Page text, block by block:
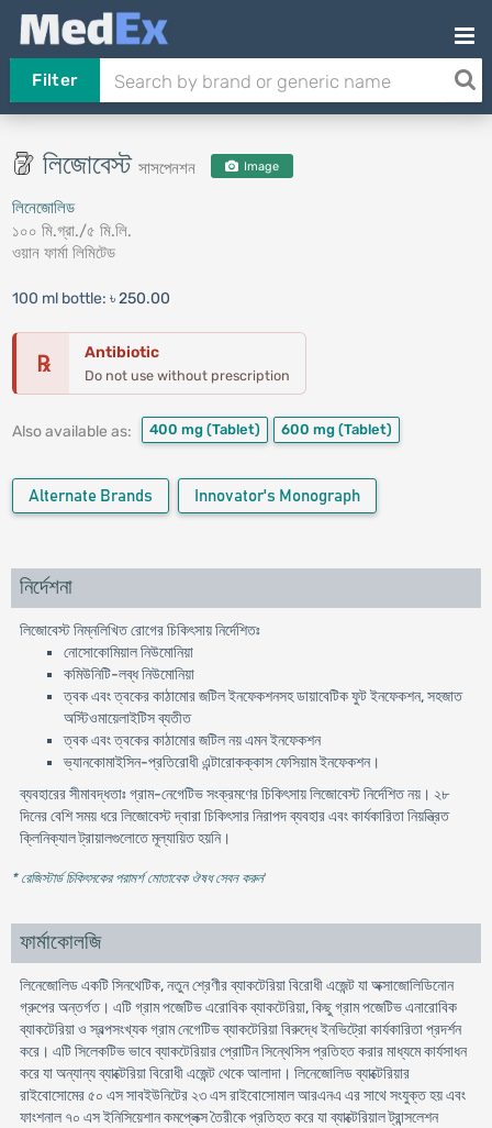
Filter
লিজোবেস্ট সাসপেনশন Image
লিনেজোলিড
১০০ মি.গ্রা./৫ মি.লি.
ওয়ান ফার্মা লিমিটেড
100 ml bottle: ৳ 250.00
℞ Antibiotic
Do not use without prescription
Also available as: 400 mg (Tablet) 600 mg (Tablet)
Alternate Brands Innovator's Monograph
নির্দেশনা
লিজোবেস্ট নিম্নলিখিত রোগের চিকিৎসায় নির্দেশিতঃ
নোসোকোমিয়াল নিউমোনিয়া
কমিউনিটি-লব্ধ নিউমোনিয়া
ত্বক এবং ত্বকের কাঠামোর জটিল ইনফেকশনসহ ডায়াবেটিক ফুট ইনফেকশন, সহজাত
অস্টিওমায়েলাইটিস ব্যতীত
ত্বক এবং ত্বকের কাঠামোর জটিল নয় এমন ইনফেকশন
ভ্যানকোমাইসিন-প্রতিরোধী এন্টারোকক্কাস ফেসিয়াম ইনফেকশন।
ব্যবহারের সীমাবদ্ধতাঃ গ্রাম-নেগেটিভ সংক্রমণের চিকিৎসায় লিজোবেস্ট নির্দেশিত নয়। ২৮
দিনের বেশি সময় ধরে লিজোবেস্ট দ্বারা চিকিৎসার নিরাপদ ব্যবহার এবং কার্যকারিতা নিয়ন্ত্রিত
ক্লিনিক্যাল ট্রায়ালগুলোতে মূল্যায়িত হয়নি।
* রেজিস্টার্ড চিকিৎসকের পরামর্শ মোতাবেক ঔষধ সেবন করুন'
ফার্মাকোলজি
লিনেজোলিড একটি সিনথেটিক, নতুন শ্রেণীর ব্যাকটেরিয়া বিরোধী এজেন্ট যা অক্সাজোলিডিনোন
গ্রুপের অন্তর্গত। এটি গ্রাম পজেটিভ এরোবিক ব্যাকটেরিয়া, কিছু গ্রাম পজেটিভ এনারোবিক
ব্যাকটেরিয়া ও স্বল্পসংখ্যক গ্রাম নেগেটিভ ব্যাকটেরিয়া বিরুদ্ধে ইনভিট্রো কার্যকারিতা প্রদর্শন
করে। এটি সিলেকটিভ ভাবে ব্যাকটেরিয়ার প্রোটিন সিন্থেসিস প্রতিহত করার মাধ্যমে কার্যসাধন
করে যা অন্যান্য ব্যাক্টেরিয়া বিরোধী এজেন্ট থেকে আলাদা। লিনেজোলিড ব্যাক্টেরিয়ার
রাইবোসোমের ৫০ এস সাবইউনিটের ২৩ এস রাইবোসোমাল আরএনএ এর সাথে সংযুক্ত হয় এবং
ফাংশনাল ৭০ এস ইনিসিয়েশান কমপ্লেক্স তৈরীকে প্রতিহত করে যা ব্যাক্টেরিয়াল ট্রান্সলেশন